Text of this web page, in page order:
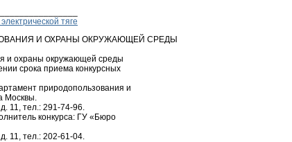
тяге
И ОХРАНЫ ОКРУЖАЮЩЕЙ СРЕДЫ
и охраны окружающей среды
срока приема конкурсных
природопользования и
Москвы.
11, тел.: 291-74-96.
конкурса: ГУ «Бюро
11, тел.: 202-61-04.